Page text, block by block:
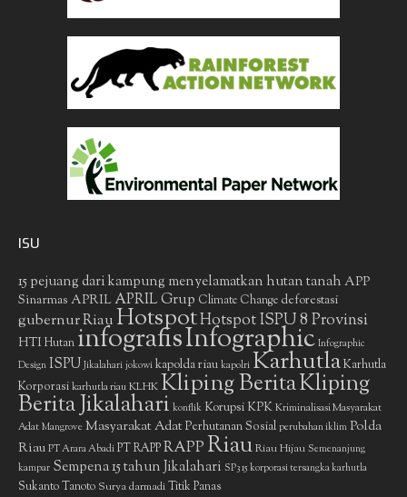
ISU
15 pejuang dari kampung menyelamatkan hutan tanah APP
Sinarmas APRIL APRIL Grup Climate Change deforestasi
gubernur RiauHotspotHotspot ISPU 8 Provinsi
HTIHutan infografisInfographic Infographic
Design ISPU Jikalahari jokowi kapolda riau kapolri KarhutlaKarhutla
Korporasikarhutla riauKLHKKliping BeritaKliping
Berita Jikalahari konflik Korupsi KPKKriminalisasi Masyarakat
Adat Mangrove Masyarakat AdatPerhutanan Sosial perubahan iklim Polda
Riau PT Arara Abadi PT RAPPRAPPRiauRiau Hijau Semenanjung
kampar Sempena 15 tahun Jikalahari SP3 15 korporasi tersangka karhutla
Sukanto Tanoto Surya darmadiTitik Panas